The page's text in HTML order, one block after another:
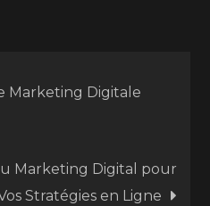
Marketing Digitale
Marketing Digital pour
Stratégies en Ligne